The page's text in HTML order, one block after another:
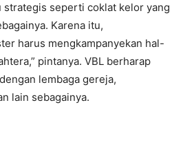
strategis seperti coklat kelor yang
Karena itu,
harus mengkampanyekan hal-
pintanya. VBL berharap
lembaga gereja,
lain sebagainya.